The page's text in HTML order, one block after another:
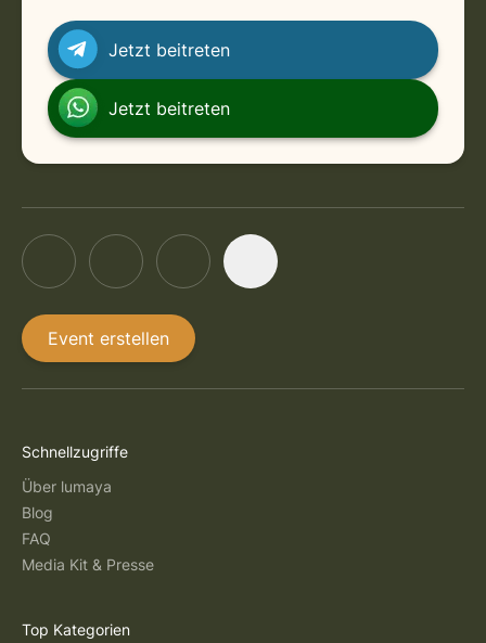
Jetzt beitreten
Jetzt beitreten
Event erstellen
Schnellzugriffe
Über lumaya
Blog
FAQ
Media Kit & Presse
Top Kategorien